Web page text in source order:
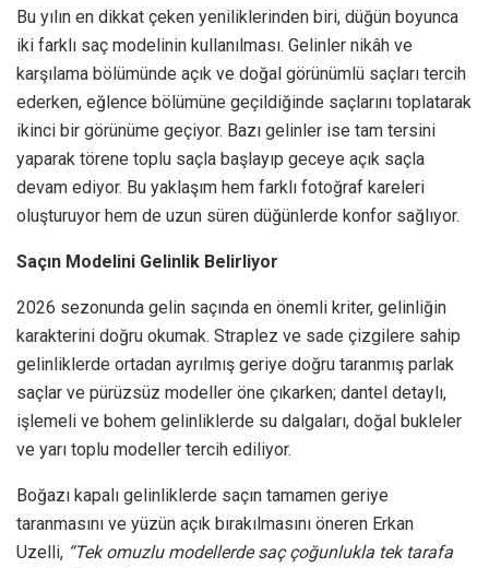
Bu yılın en dikkat çeken yeniliklerinden biri, düğün boyunca
iki farklı saç modelinin kullanılması. Gelinler nikâh ve
karşılama bölümünde açık ve doğal görünümlü saçları tercih
ederken, eğlence bölümüne geçildiğinde saçlarını toplatarak
ikinci bir görünüme geçiyor. Bazı gelinler ise tam tersini
yaparak törene toplu saçla başlayıp geceye açık saçla
devam ediyor. Bu yaklaşım hem farklı fotoğraf kareleri
oluşturuyor hem de uzun süren düğünlerde konfor sağlıyor.
Saçın Modelini Gelinlik Belirliyor
2026 sezonunda gelin saçında en önemli kriter, gelinliğin
karakterini doğru okumak. Straplez ve sade çizgilere sahip
gelinliklerde ortadan ayrılmış geriye doğru taranmış parlak
saçlar ve pürüzsüz modeller öne çıkarken; dantel detaylı,
işlemeli ve bohem gelinliklerde su dalgaları, doğal bukleler
ve yarı toplu modeller tercih ediliyor.
Boğazı kapalı gelinliklerde saçın tamamen geriye
taranmasını ve yüzün açık bırakılmasını öneren Erkan
Uzelli, “Tek omuzlu modellerde saç çoğunlukla tek tarafa